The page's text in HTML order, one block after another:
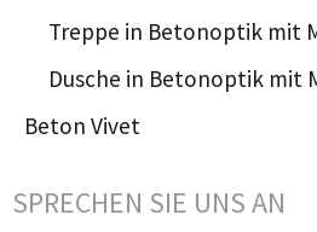
Treppe in Betonoptik mit
Dusche in Betonoptik mit
Beton Vivet
SPRECHEN SIE UNS AN